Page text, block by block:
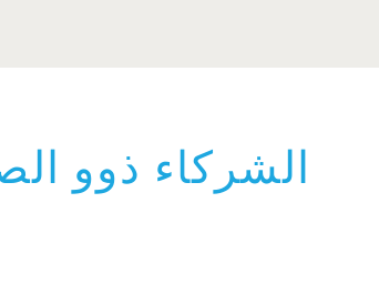
الشركاء ذوو